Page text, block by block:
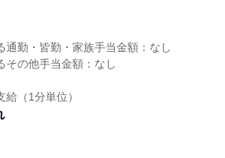
通勤・皆勤・家族手当金額：なし
その他手当金額：なし
（1分単位）